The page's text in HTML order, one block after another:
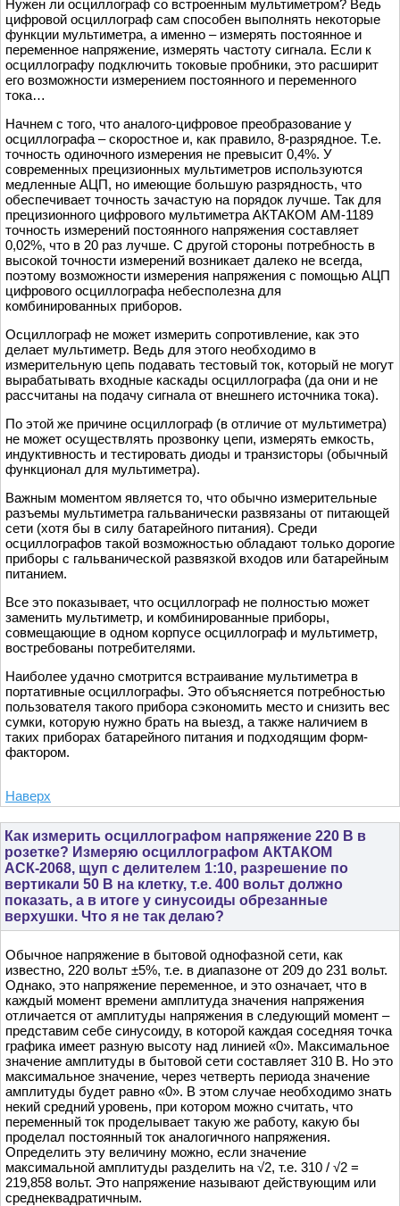
Нужен ли осциллограф со встроенным мультиметром? Ведь
цифровой осциллограф сам способен выполнять некоторые
функции мультиметра, а именно – измерять постоянное и
переменное напряжение, измерять частоту сигнала. Если к
осциллографу подключить токовые пробники, это расширит
его возможности измерением постоянного и переменного
тока…
Начнем с того, что аналого-цифровое преобразование у
осциллографа – скоростное и, как правило, 8-разрядное. Т.е.
точность одиночного измерения не превысит 0,4%. У
современных прецизионных мультиметров используются
медленные АЦП, но имеющие большую разрядность, что
обеспечивает точность зачастую на порядок лучше. Так для
прецизионного цифрового мультиметра АКТАКОМ АМ-1189
точность измерений постоянного напряжения составляет
0,02%, что в 20 раз лучше. С другой стороны потребность в
высокой точности измерений возникает далеко не всегда,
поэтому возможности измерения напряжения с помощью АЦП
цифрового осциллографа небесполезна для
комбинированных приборов.
Осциллограф не может измерить сопротивление, как это
делает мультиметр. Ведь для этого необходимо в
измерительную цепь подавать тестовый ток, который не могут
вырабатывать входные каскады осциллографа (да они и не
рассчитаны на подачу сигнала от внешнего источника тока).
По этой же причине осциллограф (в отличие от мультиметра)
не может осуществлять прозвонку цепи, измерять емкость,
индуктивность и тестировать диоды и транзисторы (обычный
функционал для мультиметра).
Важным моментом является то, что обычно измерительные
разъемы мультиметра гальванически развязаны от питающей
сети (хотя бы в силу батарейного питания). Среди
осциллографов такой возможностью обладают только дорогие
приборы с гальванической развязкой входов или батарейным
питанием.
Все это показывает, что осциллограф не полностью может
заменить мультиметр, и комбинированные приборы,
совмещающие в одном корпусе осциллограф и мультиметр,
востребованы потребителями.
Наиболее удачно смотрится встраивание мультиметра в
портативные осциллографы. Это объясняется потребностью
пользователя такого прибора сэкономить место и снизить вес
сумки, которую нужно брать на выезд, а также наличием в
таких приборах батарейного питания и подходящим форм-
фактором.
Наверх
Как измерить осциллографом напряжение 220 В в
розетке? Измеряю осциллографом АКТАКОМ
АСК-2068, щуп с делителем 1:10, разрешение по
вертикали 50 В на клетку, т.е. 400 вольт должно
показать, а в итоге у синусоиды обрезанные
верхушки. Что я не так делаю?
Обычное напряжение в бытовой однофазной сети, как
известно, 220 вольт ±5%, т.е. в диапазоне от 209 до 231 вольт.
Однако, это напряжение переменное, и это означает, что в
каждый момент времени амплитуда значения напряжения
отличается от амплитуды напряжения в следующий момент –
представим себе синусоиду, в которой каждая соседняя точка
графика имеет разную высоту над линией «0». Максимальное
значение амплитуды в бытовой сети составляет 310 В. Но это
максимальное значение, через четверть периода значение
амплитуды будет равно «0». В этом случае необходимо знать
некий средний уровень, при котором можно считать, что
переменный ток проделывает такую же работу, какую бы
проделал постоянный ток аналогичного напряжения.
Определить эту величину можно, если значение
максимальной амплитуды разделить на √2, т.е. 310 / √2 =
219,858 вольт. Это напряжение называют действующим или
среднеквадратичным.